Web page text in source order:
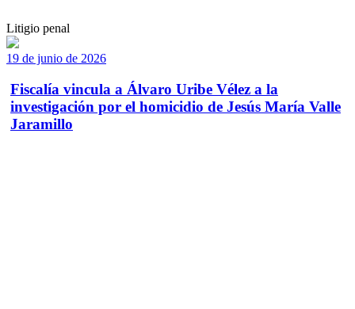
Litigio penal
19 de junio de 2026
Fiscalía vincula a Álvaro Uribe Vélez a la
investigación por el homicidio de Jesús María Valle
Jaramillo